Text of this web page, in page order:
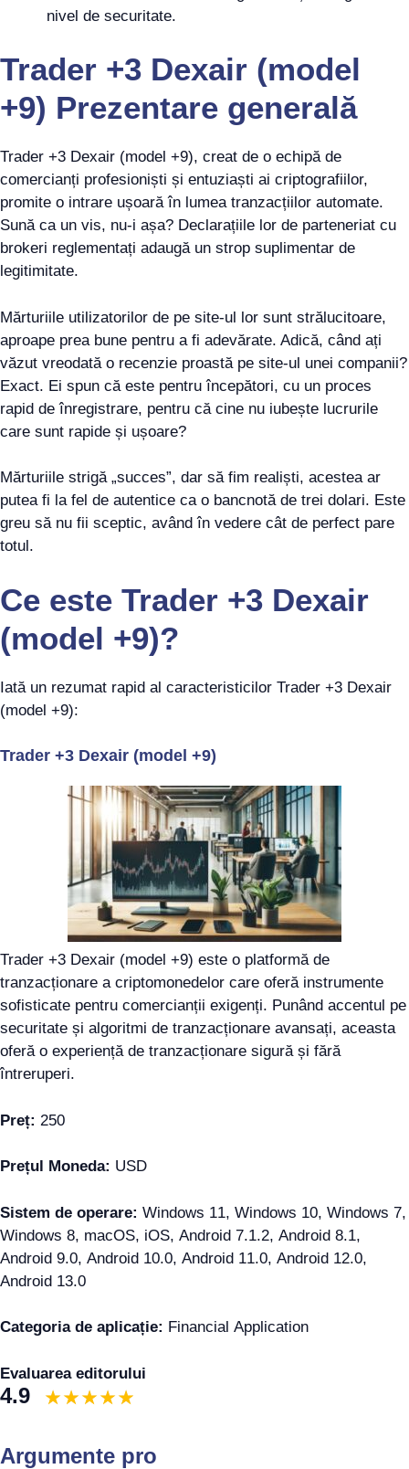
nivel de securitate.
Trader +3 Dexair (model
+9) Prezentare generală
Trader +3 Dexair (model +9), creat de o echipă de
comercianți profesioniști și entuziaști ai criptografiilor,
promite o intrare ușoară în lumea tranzacțiilor automate.
Sună ca un vis, nu-i așa? Declarațiile lor de parteneriat cu
brokeri reglementați adaugă un strop suplimentar de
legitimitate.
Mărturiile utilizatorilor de pe site-ul lor sunt strălucitoare,
aproape prea bune pentru a fi adevărate. Adică, când ați
văzut vreodată o recenzie proastă pe site-ul unei companii?
Exact. Ei spun că este pentru începători, cu un proces
rapid de înregistrare, pentru că cine nu iubește lucrurile
care sunt rapide și ușoare?
Mărturiile strigă „succes”, dar să fim realiști, acestea ar
putea fi la fel de autentice ca o bancnotă de trei dolari. Este
greu să nu fii sceptic, având în vedere cât de perfect pare
totul.
Ce este Trader +3 Dexair
(model +9)?
Iată un rezumat rapid al caracteristicilor Trader +3 Dexair
(model +9):
Trader +3 Dexair (model +9)
Trader +3 Dexair (model +9) este o platformă de
tranzacționare a criptomonedelor care oferă instrumente
sofisticate pentru comercianții exigenți. Punând accentul pe
securitate și algoritmi de tranzacționare avansați, aceasta
oferă o experiență de tranzacționare sigură și fără
întreruperi.
Preț: 250
Prețul Moneda: USD
Sistem de operare: Windows 11, Windows 10, Windows 7,
Windows 8, macOS, iOS, Android 7.1.2, Android 8.1,
Android 9.0, Android 10.0, Android 11.0, Android 12.0,
Android 13.0
Categoria de aplicație: Financial Application
Evaluarea editorului
4.9
Argumente pro